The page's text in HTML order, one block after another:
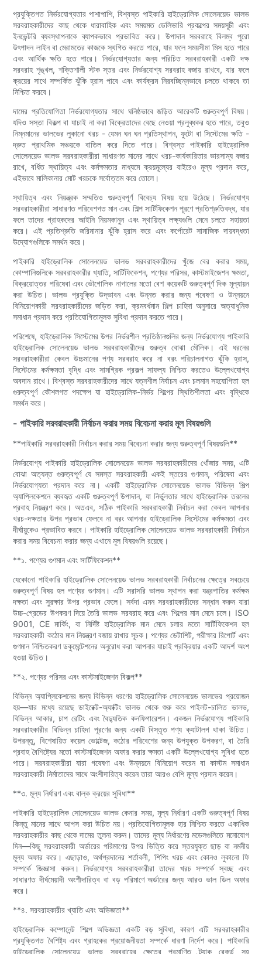
প্রযুক্তিগত নির্ভরযোগ্যতার পাশাপাশি, বিশ্বস্ত পাইকারি হাইড্রোলিক সোলেনয়েড ভালভ
সরবরাহকারীদের কাছ থেকে ধারাবাহিক এবং সময়মত ডেলিভারি প্রকল্পের সময়সূচী এবং
ইনভেন্টরি ব্যবস্থাপনাকে ব্যাপকভাবে প্রভাবিত করে। উপাদান সরবরাহে বিলম্ব পুরো
উৎপাদন লাইন বা মেরামতের কাজকে স্থগিত করতে পারে, যার ফলে সময়সীমা মিস হতে পারে
এবং আর্থিক ক্ষতি হতে পারে। নির্ভরযোগ্যতার জন্য পরিচিত সরবরাহকারী একটি দক্ষ
সরবরাহ শৃঙ্খল, শক্তিশালী স্টক স্তর এবং নির্ভরযোগ্য সরবরাহ বজায় রাখবে, যার ফলে
ক্রয়ের সাথে সম্পর্কিত ঝুঁকি হ্রাস পাবে এবং কার্যক্রম নিরবচ্ছিন্নভাবে চলতে থাকবে তা
নিশ্চিত করবে।
দামের প্রতিযোগিতা নির্ভরযোগ্যতার সাথে ঘনিষ্ঠভাবে জড়িত আরেকটি গুরুত্বপূর্ণ বিষয়।
যদিও সস্তা বিকল্প বা যাচাই না করা বিক্রেতাদের বেছে নেওয়া প্রলুব্ধকর হতে পারে, তবুও
নিম্নমানের ভালভের লুকানো খরচ - যেমন ঘন ঘন প্রতিস্থাপন, ফুটো বা সিস্টেমের ক্ষতি -
দ্রুত প্রাথমিক সঞ্চয়কে বাতিল করে দিতে পারে। বিশ্বস্ত পাইকারি হাইড্রোলিক
সোলেনয়েড ভালভ সরবরাহকারীরা সাধারণত মানের সাথে খরচ-কার্যকারিতার ভারসাম্য বজায়
রাখে, বর্ধিত স্থায়িত্ব এবং কর্মক্ষমতার মাধ্যমে ক্রয়মূল্যের বাইরেও মূল্য প্রদান করে,
এইভাবে মালিকানার মোট খরচকে সর্বোত্তম করে তোলে।
স্থায়িত্ব এবং নিয়ন্ত্রক সম্মতিও গুরুত্বপূর্ণ বিবেচ্য বিষয় হয়ে উঠেছে। নির্ভরযোগ্য
সরবরাহকারীরা সাধারণত পরিবেশগত মান এবং শিল্প সার্টিফিকেশন পূরণে প্রতিশ্রুতিবদ্ধ, যার
ফলে তাদের গ্রাহকদের আইনি নিয়মকানুন এবং স্থায়িত্ব লক্ষ্যগুলি মেনে চলতে সহায়তা
করে। এই প্রতিশ্রুতি জরিমানার ঝুঁকি হ্রাস করে এবং কর্পোরেট সামাজিক দায়বদ্ধতা
উদ্যোগগুলিকে সমর্থন করে।
পাইকারি হাইড্রোলিক সোলেনয়েড ভালভ সরবরাহকারীদের খুঁজে বের করার সময়,
কোম্পানিগুলিকে সরবরাহকারীর খ্যাতি, সার্টিফিকেশন, পণ্যের পরিসর, কাস্টমাইজেশন ক্ষমতা,
বিক্রয়োত্তর পরিষেবা এবং ভৌগোলিক নাগালের মতো বেশ কয়েকটি গুরুত্বপূর্ণ দিক মূল্যায়ন
করা উচিত। ভালভ প্রযুক্তি উদ্ভাবন এবং উন্নত করার জন্য গবেষণা ও উন্নয়নে
বিনিয়োগকারী সরবরাহকারীদের জড়িত করা, ক্রমবর্ধমান শিল্প চাহিদা অনুসারে অত্যাধুনিক
সমাধান প্রদান করে প্রতিযোগিতামূলক সুবিধা প্রদান করতে পারে।
পরিশেষে, হাইড্রোলিক সিস্টেমের উপর নির্ভরশীল প্রতিষ্ঠানগুলির জন্য নির্ভরযোগ্য পাইকারি
হাইড্রোলিক সোলেনয়েড ভালভ সরবরাহকারীদের গুরুত্ব বোঝা মৌলিক। এই ধরনের
সরবরাহকারীরা কেবল উচ্চমানের পণ্য সরবরাহ করে না বরং পরিচালনাগত ঝুঁকি হ্রাস,
সিস্টেমের কর্মক্ষমতা বৃদ্ধি এবং সামগ্রিক প্রকল্প সাফল্য নিশ্চিত করতেও উল্লেখযোগ্য
অবদান রাখে। বিশ্বস্ত সরবরাহকারীদের সাথে যত্নশীল নির্বাচন এবং চলমান সহযোগিতা হল
গুরুত্বপূর্ণ কৌশলগত পদক্ষেপ যা হাইড্রোলিক-নির্ভর শিল্পের স্থিতিশীলতা এবং বৃদ্ধিকে
সমর্থন করে।
- পাইকারি সরবরাহকারী নির্বাচন করার সময় বিবেচনা করার মূল বিষয়গুলি
**পাইকারি সরবরাহকারী নির্বাচন করার সময় বিবেচনা করার জন্য গুরুত্বপূর্ণ বিষয়গুলি**
নির্ভরযোগ্য পাইকারি হাইড্রোলিক সোলেনয়েড ভালভ সরবরাহকারীদের খোঁজার সময়, এটি
বোঝা অত্যন্ত গুরুত্বপূর্ণ যে সমস্ত সরবরাহকারী একই স্তরের গুণমান, পরিষেবা এবং
নির্ভরযোগ্যতা প্রদান করে না। একটি হাইড্রোলিক সোলেনয়েড ভালভ বিভিন্ন শিল্প
অ্যাপ্লিকেশনে ব্যবহৃত একটি গুরুত্বপূর্ণ উপাদান, যা নির্ভুলতার সাথে হাইড্রোলিক তরলের
প্রবাহ নিয়ন্ত্রণ করে। অতএব, সঠিক পাইকারি সরবরাহকারী নির্বাচন করা কেবল আপনার
খরচ-দক্ষতার উপর প্রভাব ফেলবে না বরং আপনার হাইড্রোলিক সিস্টেমের কর্মক্ষমতা এবং
দীর্ঘায়ুকেও প্রভাবিত করবে। পাইকারি হাইড্রোলিক সোলেনয়েড ভালভ সরবরাহকারী নির্বাচন
করার সময় বিবেচনা করার জন্য এখানে মূল বিষয়গুলি রয়েছে।
**১. পণ্যের গুণমান এবং সার্টিফিকেশন**
যেকোনো পাইকারি হাইড্রোলিক সোলেনয়েড ভালভ সরবরাহকারী নির্বাচনের ক্ষেত্রে সবচেয়ে
গুরুত্বপূর্ণ বিষয় হল পণ্যের গুণমান। এটি সরাসরি ভালভ স্থাপন করা যন্ত্রপাতির কর্মক্ষম
দক্ষতা এবং সুরক্ষার উপর প্রভাব ফেলে। সর্বদা এমন সরবরাহকারীদের সন্ধান করুন যারা
উচ্চ-গ্রেডের উপকরণ দিয়ে তৈরি ভালভ সরবরাহ করে এবং শিল্পের মান মেনে চলে। ISO
9001, CE মার্কিং, বা নির্দিষ্ট হাইড্রোলিক মান মেনে চলার মতো সার্টিফিকেশন হল
সরবরাহকারী কঠোর মান নিয়ন্ত্রণ বজায় রাখার সূচক। পণ্যের ডেটাশিট, পরীক্ষার রিপোর্ট এবং
গুণমান নিশ্চিতকরণ ডকুমেন্টেশনের অনুরোধ করা আপনার যাচাই প্রক্রিয়ার একটি আদর্শ অংশ
হওয়া উচিত।
**২. পণ্যের পরিসর এবং কাস্টমাইজেশন বিকল্প**
বিভিন্ন অ্যাপ্লিকেশনের জন্য বিভিন্ন ধরণের হাইড্রোলিক সোলেনয়েড ভালভের প্রয়োজন
হয়—যার মধ্যে রয়েছে ডাইরেক্ট-অ্যাক্টিং ভালভ থেকে শুরু করে পাইলট-চালিত ভালভ,
বিভিন্ন আকার, চাপ রেটিং এবং বৈদ্যুতিক কনফিগারেশন। একজন নির্ভরযোগ্য পাইকারি
সরবরাহকারীর বিভিন্ন চাহিদা পূরণের জন্য একটি বিস্তৃত পণ্য ক্যাটালগ থাকা উচিত।
উপরন্তু, বিশেষায়িত কয়েল ভোল্টেজ, কঠোর পরিবেশের জন্য উপযুক্ত উপকরণ, বা তৈরি
প্রবাহ বৈশিষ্ট্যের মতো কাস্টমাইজেশন অফার করার ক্ষমতা একটি উল্লেখযোগ্য সুবিধা হতে
পারে। সরবরাহকারীরা যারা গবেষণা এবং উন্নয়নে বিনিয়োগ করেন বা কাস্টম সমাধান
সরবরাহকারী নির্মাতাদের সাথে অংশীদারিত্ব করেন তারা আরও বেশি মূল্য প্রদান করেন।
**৩. মূল্য নির্ধারণ এবং বাল্ক ক্রয়ের সুবিধা**
পাইকারি হাইড্রোলিক সোলেনয়েড ভালভ কেনার সময়, মূল্য নির্ধারণ একটি গুরুত্বপূর্ণ বিষয়
কিন্তু মানের সাথে আপস করা উচিত নয়। প্রতিযোগিতামূলক হার নিশ্চিত করতে একাধিক
সরবরাহকারীর কাছ থেকে দামের তুলনা করুন। তাদের মূল্য নির্ধারণের মডেলগুলিতে মনোযোগ
দিন—কিছু সরবরাহকারী অর্ডারের পরিমাণের উপর ভিত্তি করে স্তরযুক্ত ছাড় বা নমনীয়
মূল্য অফার করে। এছাড়াও, অর্থপ্রদানের শর্তাবলী, শিপিং খরচ এবং কোনও লুকানো ফি
সম্পর্কে জিজ্ঞাসা করুন। নির্ভরযোগ্য সরবরাহকারীরা তাদের খরচ সম্পর্কে স্বচ্ছ এবং
সাধারণত দীর্ঘমেয়াদী অংশীদারিত্ব বা বড় পরিমাণে অর্ডারের জন্য আরও ভাল ডিল অফার
করে।
**৪. সরবরাহকারীর খ্যাতি এবং অভিজ্ঞতা**
হাইড্রোলিক কম্পোনেন্ট শিল্পে অভিজ্ঞতা একটি বড় সুবিধা, কারণ এটি সরবরাহকারীর
প্রযুক্তিগত বৈশিষ্ট্য এবং গ্রাহকের প্রয়োজনীয়তা সম্পর্কে ধারণা নির্দেশ করে। পাইকারি
হাইড্রোলিক সোলেনয়েড ভালভ সরবরাহের ক্ষেত্রে প্রমাণিত ট্র্যাক রেকর্ড সহ